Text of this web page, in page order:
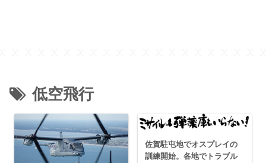
低空飛行
佐賀駐屯地でオスプレイの
訓練開始。各地でトラブル